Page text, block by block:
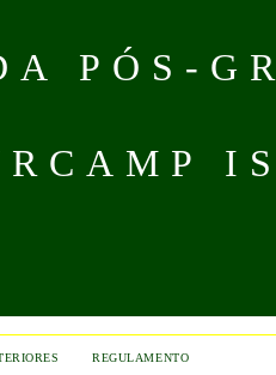
PÓS-
REGULAMENTO